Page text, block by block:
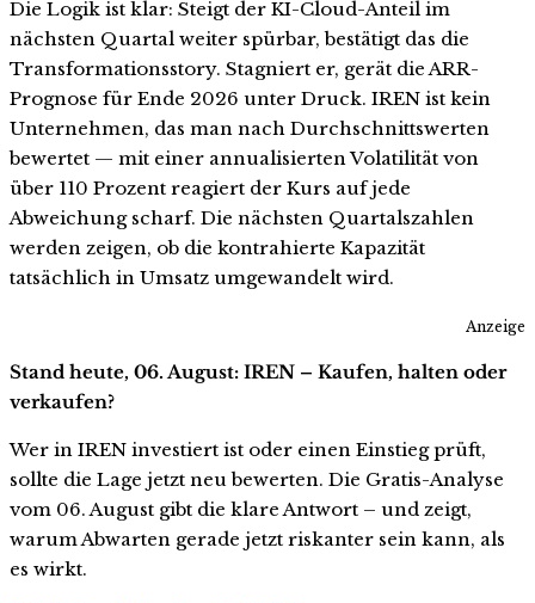
Die Logik ist klar: Steigt der KI-Cloud-Anteil im
nächsten Quartal weiter spürbar, bestätigt das die
Transformationsstory. Stagniert er, gerät die ARR-
Prognose für Ende 2026 unter Druck. IREN ist kein
Unternehmen, das man nach Durchschnittswerten
bewertet — mit einer annualisierten Volatilität von
über 110 Prozent reagiert der Kurs auf jede
Abweichung scharf. Die nächsten Quartalszahlen
werden zeigen, ob die kontrahierte Kapazität
tatsächlich in Umsatz umgewandelt wird.
Anzeige
Stand heute, 06. August: IREN – Kaufen, halten oder
verkaufen?
Wer in IREN investiert ist oder einen Einstieg prüft,
sollte die Lage jetzt neu bewerten. Die Gratis-Analyse
vom 06. August gibt die klare Antwort – und zeigt,
warum Abwarten gerade jetzt riskanter sein kann, als
es wirkt.